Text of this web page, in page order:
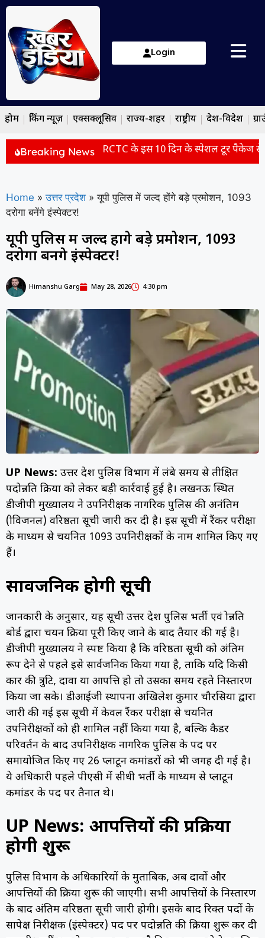
Login
होम ब्रेकिंग न्यूज़ एक्सक्लूसिव राज्य-शहर राष्ट्रीय देश-विदेश
Breaking News
होटल और वीजा फ्री! IRCTC के इस 10 दिन के स्पेशल टूर पैकेज
Home » उत्तर प्रदेश » यूपी पुलिस में जल्द होंगे बड़े प्रमोशन, 1093
दरोगा बनेंगे इंस्पेक्टर!
यूपी पुलिस में जल्द होंगे बड़े प्रमोशन, 1093
दरोगा बनेंगे इंस्पेक्टर!
Himanshu Garg May 28, 2026 4:30 pm
UP News: उत्तर प्रदेश पुलिस विभाग में लंबे समय से प्रतीक्षित
पदोन्नति प्रक्रिया को लेकर बड़ी कार्रवाई हुई है। लखनऊ स्थित
डीजीपी मुख्यालय ने उपनिरीक्षक नागरिक पुलिस की अनंतिम
(प्रोविजनल) वरिष्ठता सूची जारी कर दी है। इस सूची में रैंकर परीक्षा
के माध्यम से चयनित 1093 उपनिरीक्षकों के नाम शामिल किए गए
हैं।
सार्वजनिक होगी सूची
जानकारी के अनुसार, यह सूची उत्तर प्रदेश पुलिस भर्ती एवं प्रोन्नति
बोर्ड द्वारा चयन प्रक्रिया पूरी किए जाने के बाद तैयार की गई है।
डीजीपी मुख्यालय ने स्पष्ट किया है कि वरिष्ठता सूची को अंतिम
रूप देने से पहले इसे सार्वजनिक किया गया है, ताकि यदि किसी
प्रकार की त्रुटि, दावा या आपत्ति हो तो उसका समय रहते निस्तारण
किया जा सके। डीआईजी स्थापना अखिलेश कुमार चौरसिया द्वारा
जारी की गई इस सूची में केवल रैंकर परीक्षा से चयनित
उपनिरीक्षकों को ही शामिल नहीं किया गया है, बल्कि कैडर
परिवर्तन के बाद उपनिरीक्षक नागरिक पुलिस के पद पर
समायोजित किए गए 26 प्लाटून कमांडरों को भी जगह दी गई है।
ये अधिकारी पहले पीएसी में सीधी भर्ती के माध्यम से प्लाटून
कमांडर के पद पर तैनात थे।
UP News: आपत्तियों की प्रक्रिया
होगी शुरू
पुलिस विभाग के अधिकारियों के मुताबिक, अब दावों और
आपत्तियों की प्रक्रिया शुरू की जाएगी। सभी आपत्तियों के निस्तारण
के बाद अंतिम वरिष्ठता सूची जारी होगी। इसके बाद रिक्त पदों के
सापेक्ष निरीक्षक (इंस्पेक्टर) पद पर पदोन्नति की प्रक्रिया शुरू कर दी